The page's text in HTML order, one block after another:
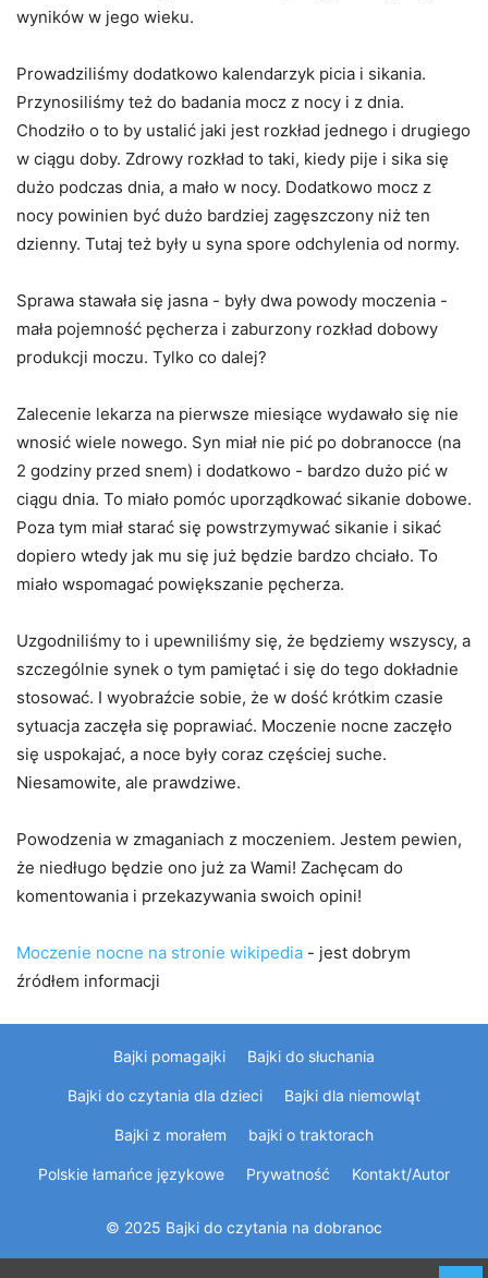
wyników w jego wieku.
Prowadziliśmy dodatkowo kalendarzyk picia i sikania.
Przynosiliśmy też do badania mocz z nocy i z dnia.
Chodziło o to by ustalić jaki jest rozkład jednego i drugiego
w ciągu doby. Zdrowy rozkład to taki, kiedy pije i sika się
dużo podczas dnia, a mało w nocy. Dodatkowo mocz z
nocy powinien być dużo bardziej zagęszczony niż ten
dzienny. Tutaj też były u syna spore odchylenia od normy.
Sprawa stawała się jasna - były dwa powody moczenia -
mała pojemność pęcherza i zaburzony rozkład dobowy
produkcji moczu. Tylko co dalej?
Zalecenie lekarza na pierwsze miesiące wydawało się nie
wnosić wiele nowego. Syn miał nie pić po dobranocce (na
2 godziny przed snem) i dodatkowo - bardzo dużo pić w
ciągu dnia. To miało pomóc uporządkować sikanie dobowe.
Poza tym miał starać się powstrzymywać sikanie i sikać
dopiero wtedy jak mu się już będzie bardzo chciało. To
miało wspomagać powiększanie pęcherza.
Uzgodniliśmy to i upewniliśmy się, że będziemy wszyscy, a
szczególnie synek o tym pamiętać i się do tego dokładnie
stosować. I wyobraźcie sobie, że w dość krótkim czasie
sytuacja zaczęła się poprawiać. Moczenie nocne zaczęło
się uspokajać, a noce były coraz częściej suche.
Niesamowite, ale prawdziwe.
Powodzenia w zmaganiach z moczeniem. Jestem pewien,
że niedługo będzie ono już za Wami! Zachęcam do
komentowania i przekazywania swoich opini!
Moczenie nocne na stronie wikipedia - jest dobrym
źródłem informacji
Bajki pomagajki Bajki do słuchania
Bajki do czytania dla dzieci Bajki dla niemowląt
Bajki z morałem bajki o traktorach
Polskie łamańce językowe Prywatność Kontakt/Autor
© 2025 Bajki do czytania na dobranoc